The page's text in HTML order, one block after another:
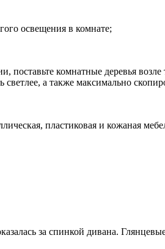
освещения в комнате;
комнатные деревья
а также максимально
пластиковая и кожаная
за спинкой дивана.